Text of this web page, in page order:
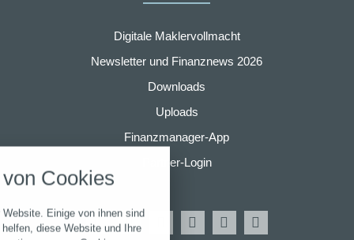
Digitale Maklervollmacht
Newsletter und Finanznews 2026
Downloads
Uploads
Finanzmanager-App
Partner-Login
Cookies
Einige von ihnen sind
diese Website und Ihre
folgende Kategorien zu
Notwendig